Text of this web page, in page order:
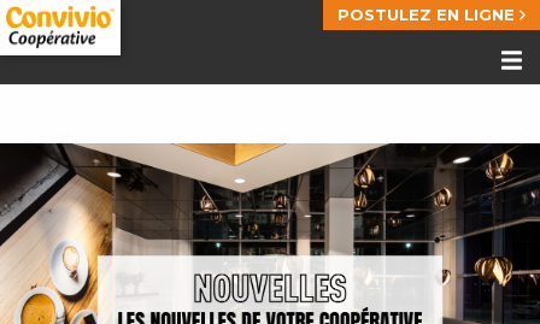
POSTULEZ EN LIGNE